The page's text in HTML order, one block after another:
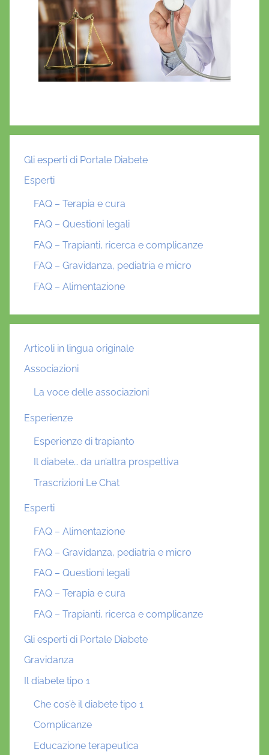
Gli esperti di Portale Diabete
Esperti
FAQ – Terapia e cura
FAQ – Questioni legali
FAQ – Trapianti, ricerca e complicanze
FAQ – Gravidanza, pediatria e micro
FAQ – Alimentazione
Articoli in lingua originale
Associazioni
La voce delle associazioni
Esperienze
Esperienze di trapianto
Il diabete… da un’altra prospettiva
Trascrizioni Le Chat
Esperti
FAQ – Alimentazione
FAQ – Gravidanza, pediatria e micro
FAQ – Questioni legali
FAQ – Terapia e cura
FAQ – Trapianti, ricerca e complicanze
Gli esperti di Portale Diabete
Gravidanza
Il diabete tipo 1
Che cos’è il diabete tipo 1
Complicanze
Educazione terapeutica